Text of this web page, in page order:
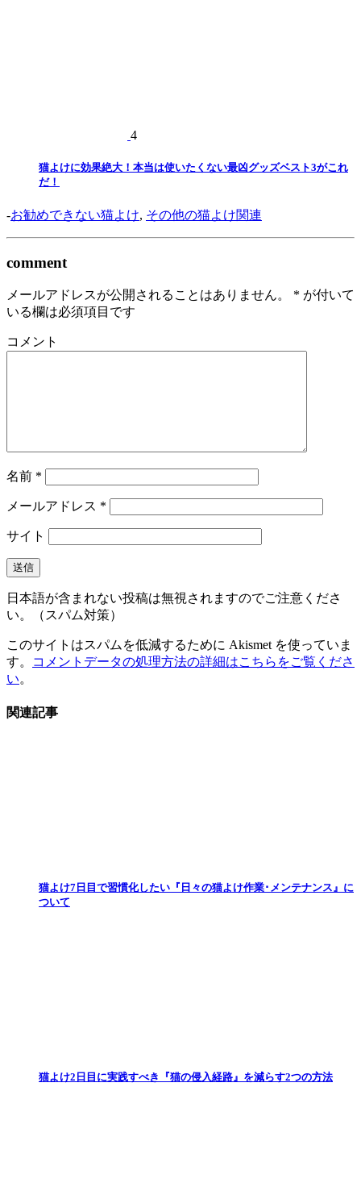
4
猫よけに効果絶大！本当は使いたくない最凶グッズベスト3がこれ
だ！
-お勧めできない猫よけ, その他の猫よけ関連
comment
メールアドレスが公開されることはありません。 * が付いて
いる欄は必須項目です
コメント
名前 *
メールアドレス *
サイト
日本語が含まれない投稿は無視されますのでご注意くださ
い。（スパム対策）
このサイトはスパムを低減するために Akismet を使っていま
す。
コメントデータの処理方法の詳細はこちらをご覧くださ
い。
関連記事
猫よけ7日目で習慣化したい『日々の猫よけ作業･メンテナンス』に
ついて
猫よけ2日目に実践すべき『猫の侵入経路』を減らす2つの方法